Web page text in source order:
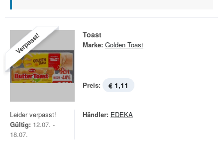
Verpasst! Toast
Marke: Golden Toast
Preis: € 1,11
Leider verpasst!
Gültig: 12.07. -
18.07.
Händler: EDEKA